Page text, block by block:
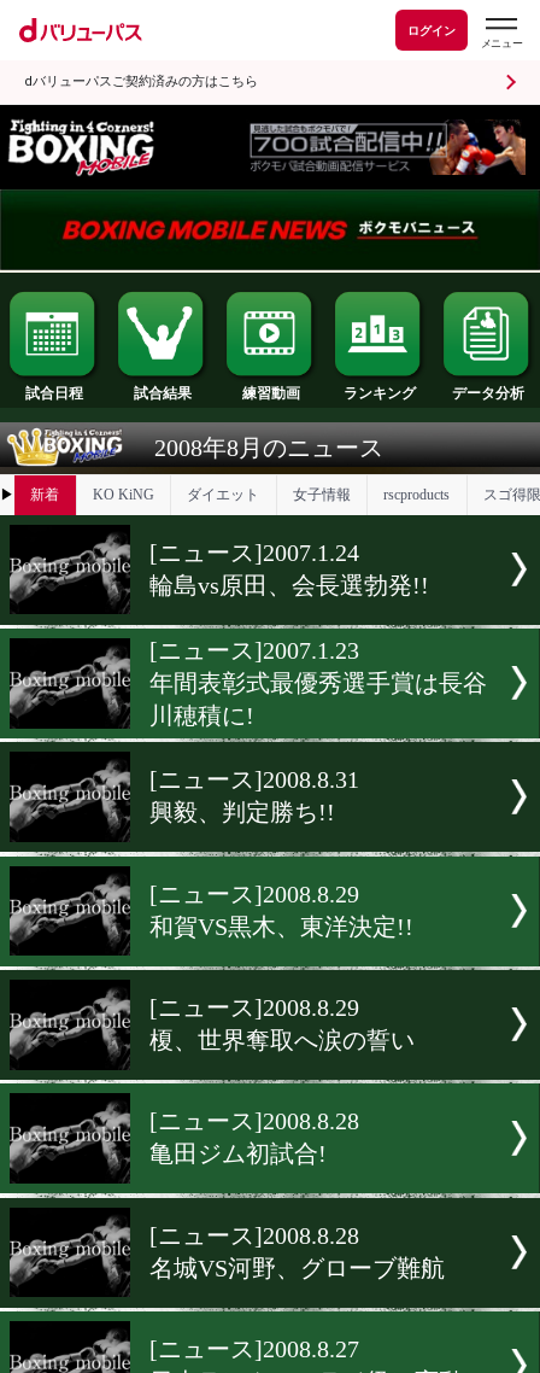
ログイン
dバリューパスご契約済みの方はこちら
試合日程 試合結果 練習動画 ランキング
2008年8月のニュース
▶ 新着 KO KiNG ダイエット 女子情報
[ニュース]2007.1.24
輪島vs原田、会長選勃発!!
[ニュース]2007.1.23
年間表彰式最優秀選手賞は
川穂積に!
[ニュース]2008.8.31
興毅、判定勝ち!!
[ニュース]2008.8.29
和賀VS黒木、東洋決定!!
榎、世界奪取へ涙の誓い
[ニュース]2008.8.28